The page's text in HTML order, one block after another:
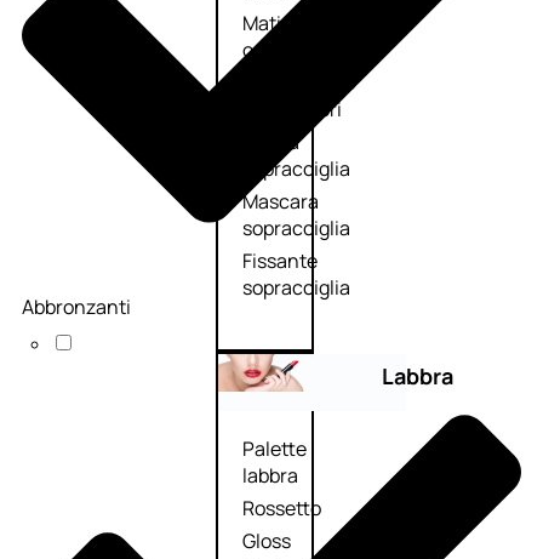
Matita
occhi
Antiocchiaie
e correttori
Matita
sopracciglia
Mascara
sopracciglia
Fissante
sopracciglia
Labbra
Palette
labbra
Rossetto
Gloss
Abbronzanti